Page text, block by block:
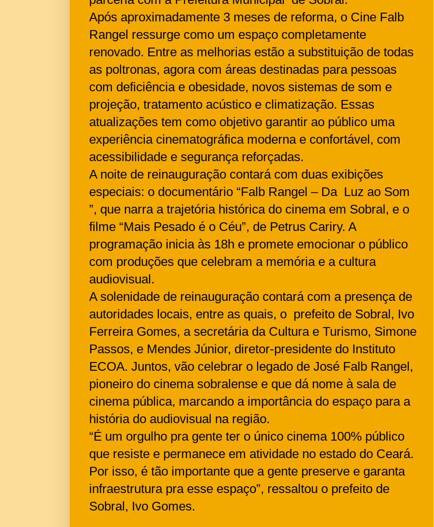
Após aproximadamente 3 meses de reforma, o Cine Falb
Rangel ressurge como um espaço completamente
renovado. Entre as melhorias estão a substituição de todas
as poltronas, agora com áreas destinadas para pessoas
com deficiência e obesidade, novos sistemas de som e
projeção, tratamento acústico e climatização. Essas
atualizações tem como objetivo garantir ao público uma
experiência cinematográfica moderna e confortável, com
acessibilidade e segurança reforçadas.
A noite de reinauguração contará com duas exibições
especiais: o documentário “Falb Rangel – Da Luz ao Som
”, que narra a trajetória histórica do cinema em Sobral, e o
filme “Mais Pesado é o Céu”, de Petrus Cariry. A
programação inicia às 18h e promete emocionar o público
com produções que celebram a memória e a cultura
audiovisual.
A solenidade de reinauguração contará com a presença de
autoridades locais, entre as quais, o prefeito de Sobral, Ivo
Ferreira Gomes, a secretária da Cultura e Turismo, Simone
Passos, e Mendes Júnior, diretor-presidente do Instituto
ECOA. Juntos, vão celebrar o legado de José Falb Rangel,
pioneiro do cinema sobralense e que dá nome à sala de
cinema pública, marcando a importância do espaço para a
história do audiovisual na região.
“É um orgulho pra gente ter o único cinema 100% público
que resiste e permanece em atividade no estado do Ceará.
Por isso, é tão importante que a gente preserve e garanta
infraestrutura pra esse espaço”, ressaltou o prefeito de
Sobral, Ivo Gomes.